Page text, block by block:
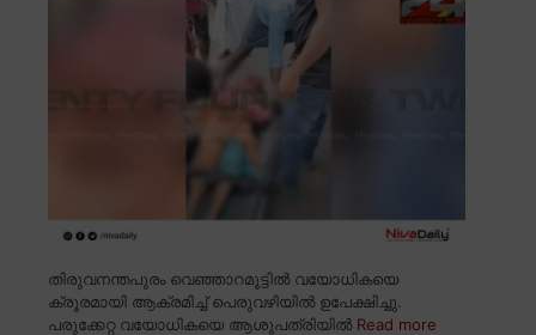
തിരുവനന്തപുരം വെഞ്ഞാറമൂട്ടിൽ വയോധികയെ
ക്രൂരമായി ആക്രമിച്ച് പെരുവഴിയിൽ ഉപേക്ഷിച്ചു.
പരുക്കേറ്റ വയോധികയെ ആശുപത്രിയിൽ Read more